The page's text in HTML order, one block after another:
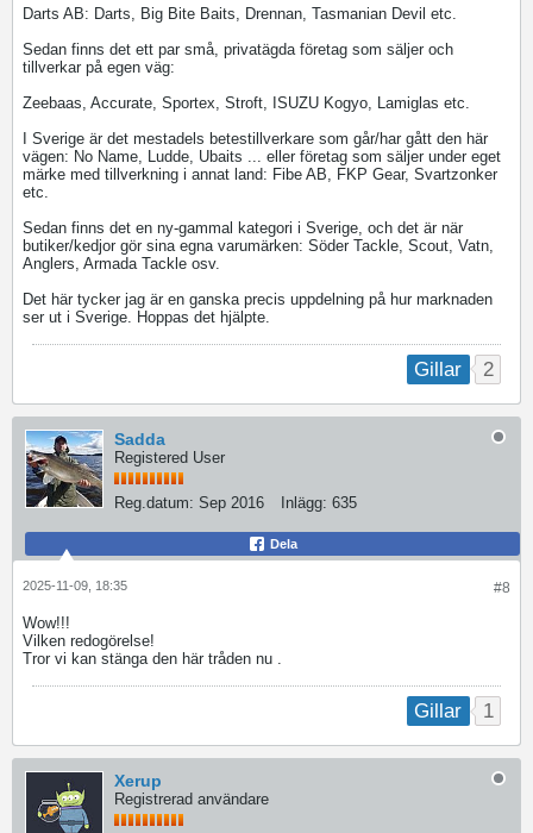
Darts AB: Darts, Big Bite Baits, Drennan, Tasmanian Devil etc.
Sedan finns det ett par små, privatägda företag som säljer och
tillverkar på egen väg:
Zeebaas, Accurate, Sportex, Stroft, ISUZU Kogyo, Lamiglas etc.
I Sverige är det mestadels betestillverkare som går/har gått den här
vägen: No Name, Ludde, Ubaits ... eller företag som säljer under eget
märke med tillverkning i annat land: Fibe AB, FKP Gear, Svartzonker
etc.
Sedan finns det en ny-gammal kategori i Sverige, och det är när
butiker/kedjor gör sina egna varumärken: Söder Tackle, Scout, Vatn,
Anglers, Armada Tackle osv.
Det här tycker jag är en ganska precis uppdelning på hur marknaden
ser ut i Sverige. Hoppas det hjälpte.
Gillar 2
Sadda
Registered User
Reg.datum: Sep 2016 Inlägg: 635
Dela
#8
2025-11-09, 18:35
Wow!!!
Vilken redogörelse!
Tror vi kan stänga den här tråden nu .
Gillar 1
Xerup
Registrerad användare